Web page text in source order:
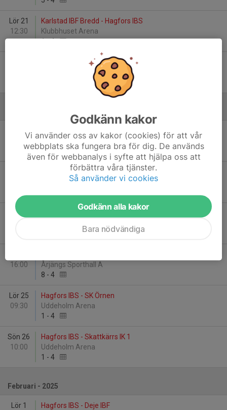
Lör 21
12:30
Karlstad IBF Bredd - Hagfors IBS
Klubbhuset Arena
1-4
Lekvattnets BK - Hagfors IBS
Lör 11
11:45
Hagfors IBS - Karlstad IBF Ungdom/Bredd
Uddeholm Arena
3 -6
Hagfors IBS - Åmotfors IF
Uddeholm Arena
Lör 18
16:00
Årjängs Sporthall A
8 - 4
Lör 25
09:30
Hagfors IBS - SK Örnen
Uddeholm Arena
1 - 4
Sön 26
10:00
Hagfors IBS - Skattkärrs IK 1
Uddeholm Arena
1 - 4
Februari - 2025
Lör 1
Hagfors IBS - Deje IBF
Godkänn kakor
Vi använder oss av kakor (cookies) för att vår
webbplats ska fungera bra för dig. De används
även för webbanalys i syfte att hjälpa oss att
förbättra våra tjänster.
Så använder vi cookies
Godkänn alla kakor
Bara nödvändiga